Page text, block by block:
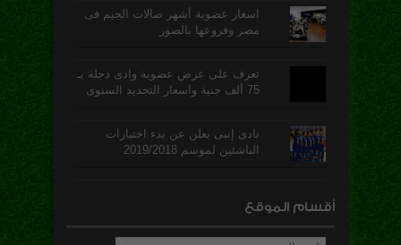
اسعار عضوية أشهر صالات الجيم فى
مصر وفروعها بالصور
تعرف على عرض عضوية وادى دجلة بـ
75 ألف جنية واسعار التجديد السنوى
نادى إنبى يعلن عن بدء اختبارات
الناشئين لموسم 2019/2018
أقسام الموقع